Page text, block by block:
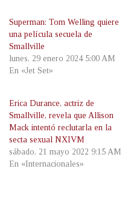
Superman: Tom Welling quiere
una película secuela de
Smallville
lunes, 29 enero 2024 5:00 AM
En «Jet Set»
Erica Durance, actriz de
Smallville, revela que Allison
Mack intentó reclutarla en la
secta sexual NXIVM
sábado, 21 mayo 2022 9:15 AM
En «Internacionales»